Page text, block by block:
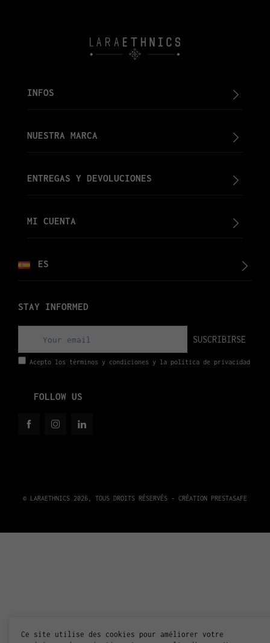
INFOS
NUESTRA MARCA
ENTREGAS Y DEVOLUCIONES
MI CUENTA
ES
STAY INFORMED
SUSCRIBIRSE
Acepto los términos y condiciones y la política de privacidad
FOLLOW US
© LARAETHNICS 2026, TOUS DROITS RÉSERVÉS - CRÉATION PRESTASAFE
Ce site utilise des cookies pour améliorer votre